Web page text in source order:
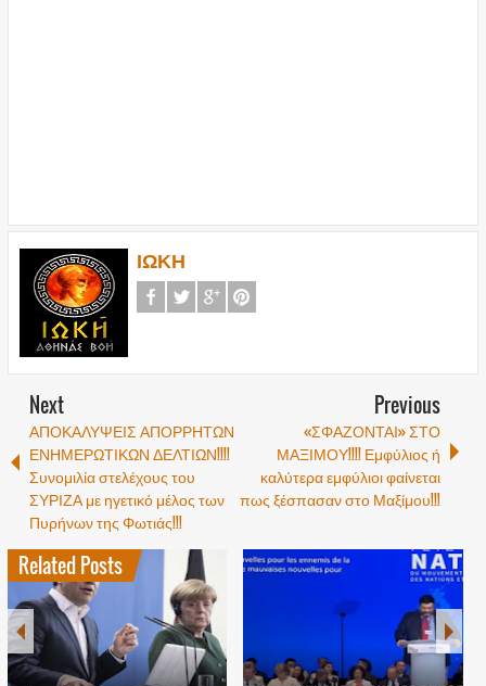
ΙΩΚΗ
Next
ΑΠΟΚΑΛΥΨΕΙΣ ΑΠΟΡΡΗΤΩΝ
ΕΝΗΜΕΡΩΤΙΚΩΝ ΔΕΛΤΙΩΝ!!!!
Συνομιλία στελέχους του
ΣΥΡΙΖΑ με ηγετικό μέλος των
Πυρήνων της Φωτιάς!!!
Previous
«ΣΦΑΖΟΝΤΑΙ» ΣΤΟ
ΜΑΞΙΜΟΥ!!!! Εμφύλιος ή
καλύτερα εμφύλιοι φαίνεται
πως ξέσπασαν στο Μαξίμου!!!
Related Posts